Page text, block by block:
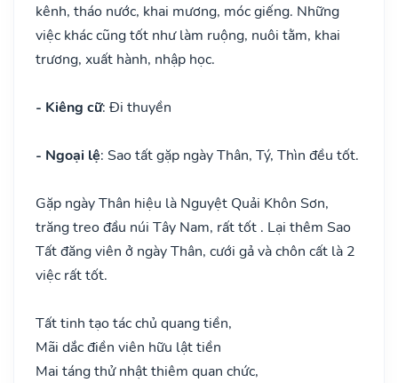
kênh, tháo nước, khai mương, móc giếng. Những
việc khác cũng tốt như làm ruộng, nuôi tằm, khai
trương, xuất hành, nhập học.
- Kiêng cữ: Đi thuyền
- Ngoại lệ: Sao tất gặp ngày Thân, Tý, Thìn đều tốt.
Gặp ngày Thân hiệu là Nguyệt Quải Khôn Sơn,
trăng treo đầu núi Tây Nam, rất tốt . Lại thêm Sao
Tất đăng viên ở ngày Thân, cưới gả và chôn cất là 2
việc rất tốt.
Tất tinh tạo tác chủ quang tiền,
Mãi dắc điền viên hữu lật tiền
Mai táng thử nhật thiêm quan chức,